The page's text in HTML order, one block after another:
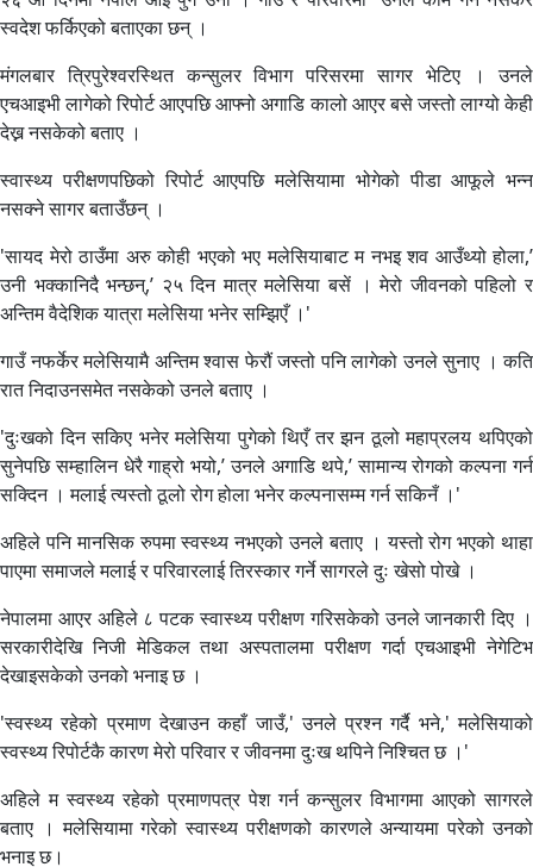
स्वदेश फर्किएको बताएका छन् ।
मंगलबार त्रिपुरेश्वरस्थित कन्सुलर विभाग परिसरमा सागर भेटिए । उनले
एचआइभी लागेको रिपोर्ट आएपछि आफ्नो अगाडि कालो आएर बसे जस्तो लाग्यो केही
देख्न नसकेको बताए ।
स्वास्थ्य परीक्षणपछिको रिपोर्ट आएपछि मलेसियामा भोगेको पीडा आफूले भन्न
नसक्ने सागर बताउँछन् ।
'सायद मेरो ठाउँमा अरु कोही भएको भए मलेसियाबाट म नभइ शव आउँथ्यो होला,’
उनी भक्कानिदै भन्छन्,’ २५ दिन मात्र मलेसिया बसें । मेरो जीवनको पहिलो र
अन्तिम वैदेशिक यात्रा मलेसिया भनेर सम्झिएँ ।'
गाउँ नफर्केर मलेसियामै अन्तिम श्वास फेरौं जस्तो पनि लागेको उनले सुनाए । कति
रात निदाउनसमेत नसकेको उनले बताए ।
'दुःखको दिन सकिए भनेर मलेसिया पुगेको थिएँ तर झन ठूलो महाप्रलय थपिएको
सुनेपछि सम्हालिन धेरै गाह्रो भयो,’ उनले अगाडि थपे,’ सामान्य रोगको कल्पना गर्न
सक्दिन । मलाई त्यस्तो ठूलो रोग होला भनेर कल्पनासम्म गर्न सकिनँ ।'
अहिले पनि मानसिक रुपमा स्वस्थ्य नभएको उनले बताए । यस्तो रोग भएको थाहा
पाएमा समाजले मलाई र परिवारलाई तिरस्कार गर्ने सागरले दुः खेसो पोखे ।
नेपालमा आएर अहिले ८ पटक स्वास्थ्य परीक्षण गरिसकेको उनले जानकारी दिए ।
सरकारीदेखि निजी मेडिकल तथा अस्पतालमा परीक्षण गर्दा एचआइभी नेगेटिभ
देखाइसकेको उनको भनाइ छ ।
'स्वस्थ्य रहेको प्रमाण देखाउन कहाँ जाउँ,' उनले प्रश्न गर्दै भने,' मलेसियाको
स्वस्थ्य रिपोर्टकै कारण मेरो परिवार र जीवनमा दुःख थपिने निश्चित छ ।'
अहिले म स्वस्थ्य रहेको प्रमाणपत्र पेश गर्न कन्सुलर विभागमा आएको सागरले
बताए । मलेसियामा गरेको स्वास्थ्य परीक्षणको कारणले अन्यायमा परेको उनको
भनाइ छ।